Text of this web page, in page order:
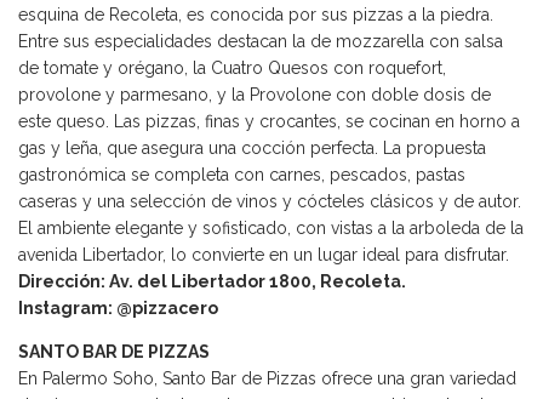
esquina de Recoleta, es conocida por sus pizzas a la piedra.
Entre sus especialidades destacan la de mozzarella con salsa
de tomate y orégano, la Cuatro Quesos con roquefort,
provolone y parmesano, y la Provolone con doble dosis de
este queso. Las pizzas, finas y crocantes, se cocinan en horno a
gas y leña, que asegura una cocción perfecta. La propuesta
gastronómica se completa con carnes, pescados, pastas
caseras y una selección de vinos y cócteles clásicos y de autor.
El ambiente elegante y sofisticado, con vistas a la arboleda de la
avenida Libertador, lo convierte en un lugar ideal para disfrutar.
Dirección: Av. del Libertador 1800, Recoleta.
Instagram: @pizzacero
SANTO BAR DE PIZZAS
En Palermo Soho, Santo Bar de Pizzas ofrece una gran variedad